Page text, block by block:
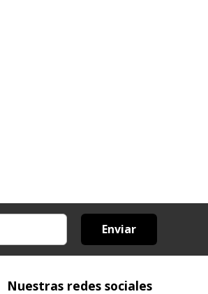
Enviar
Nuestras redes sociales